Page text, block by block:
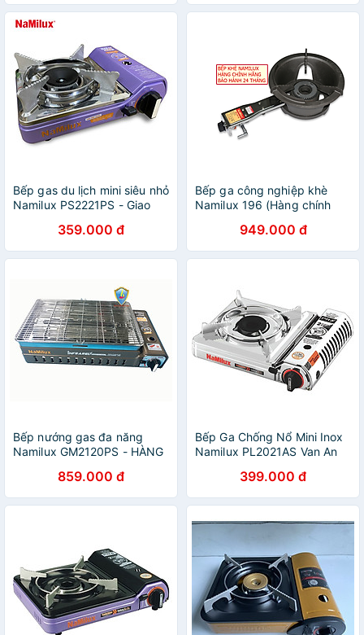
Bếp gas du lịch mini siêu nhỏ
Namilux PS2221PS - Giao
chính hãng359.000 đ
Bếp ga công nghiệp khè
Namilux 196 (Hàng chính
949.000 đ
Bếp nướng gas đa năng
Namilux GM2120PS - HÀNG
859.000 đ
Bếp Ga Chống Nổ Mini Inox
Namilux PL2021AS Van An
Nhật Bản-Hàng Chính Hãng
399.000 đ